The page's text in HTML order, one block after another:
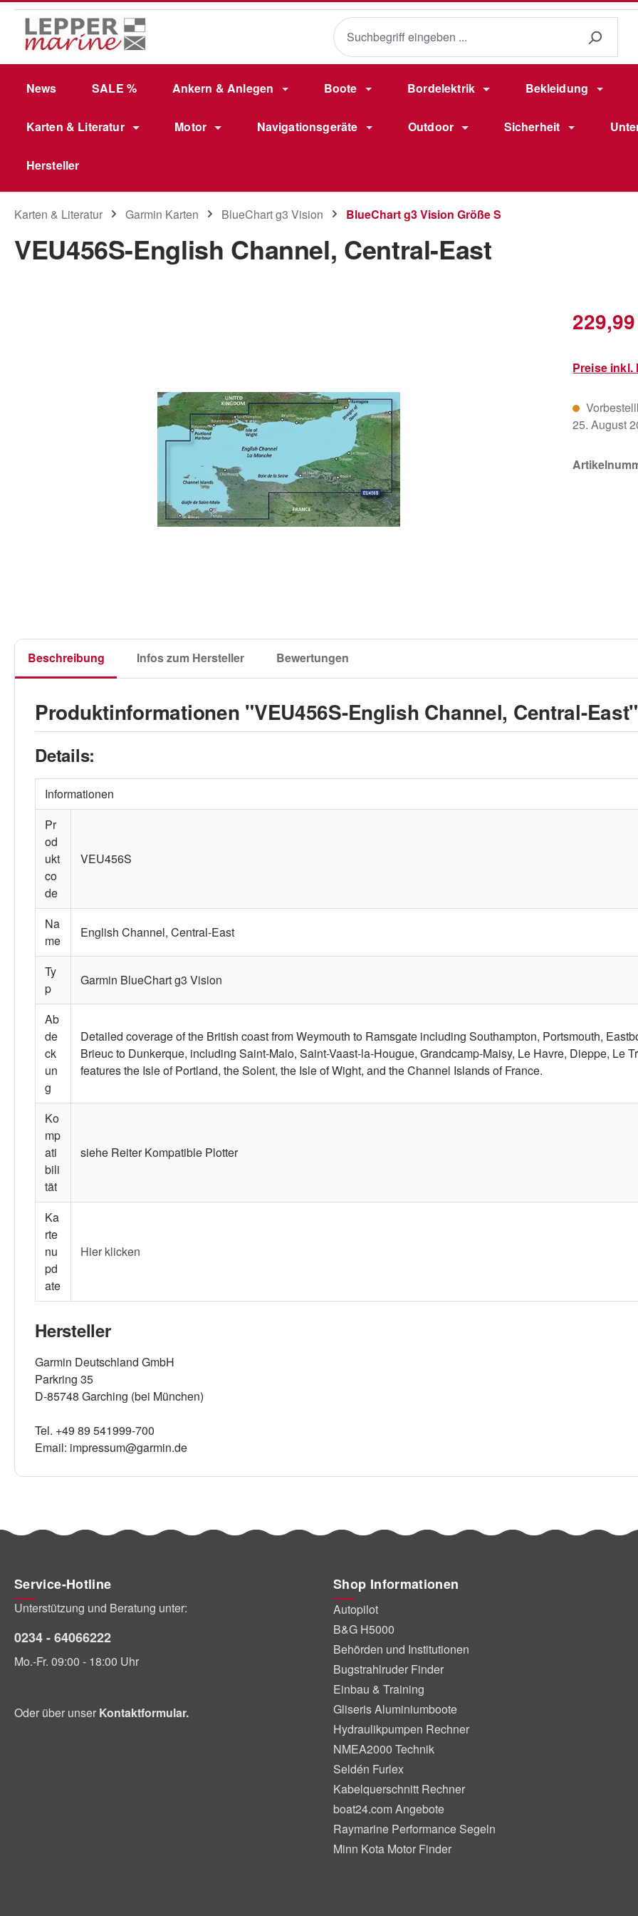
Hauptinhalt springen
Zur Suche springen
Zur Hauptnavigation springen
News SALE % Ankern & Anlegen Boote Bordelektrik Bekleidung
Karten & Literatur Motor Navigationsgeräte Outdoor Sicherheit
Hersteller
Karten & Literatur Garmin Karten BlueChart g3 Vision BlueChart g3 Vision Größe S
VEU456S-English Channel, Central-East
Preise inkl.
25. August
Beschreibung Infos zum Hersteller Bewertungen
Produktinformationen "VEU456S-English Channel, Central-East"
Details:
Informationen
Pr
od
ukt
co
de
VEU456S
Na
me
English Channel, Central-East
Ty
p
Garmin BlueChart g3 Vision
Ab
de
ck
un
g
Detailed coverage of the British coast from Weymouth to Ramsgate including Southampton, Portsmouth,
Brieuc to Dunkerque, including Saint-Malo, Saint-Vaast-la-Hougue, Grandcamp-Maisy, Le Havre, Dieppe, Le
features the Isle of Portland, the Solent, the Isle of Wight, and the Channel Islands of France.
Ko
mp
ati
bili
tät
siehe Reiter Kompatible Plotter
Ka
rte
nu
pd
ate
Hier klicken
Hersteller
Garmin Deutschland GmbH
Parkring 35
D-85748 Garching (bei München)
Tel. +49 89 541999-700
Email: impressum@garmin.de
Service-Hotline
Unterstützung und Beratung unter:
0234 - 64066222
Mo.-Fr. 09:00 - 18:00 Uhr
Oder über unser Kontaktformular.
Shop Informationen
Autopilot
B&G H5000
Behörden und Institutionen
Bugstrahlruder Finder
Einbau & Training
Gliseris Aluminiumboote
Hydraulikpumpen Rechner
NMEA2000 Technik
Seldén Furlex
Kabelquerschnitt Rechner
boat24.com Angebote
Raymarine Performance Segeln
Minn Kota Motor Finder